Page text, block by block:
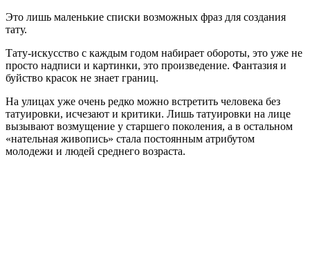
Это лишь маленькие списки возможных фраз для создания
тату.
Тату-искусство с каждым годом набирает обороты, это уже не
просто надписи и картинки, это произведение. Фантазия и
буйство красок не знает границ.
На улицах уже очень редко можно встретить человека без
татуировки, исчезают и критики. Лишь татуировки на лице
вызывают возмущение у старшего поколения, а в остальном
«нательная живопись» стала постоянным атрибутом
молодежи и людей среднего возраста.